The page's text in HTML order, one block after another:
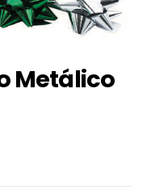
Metálico